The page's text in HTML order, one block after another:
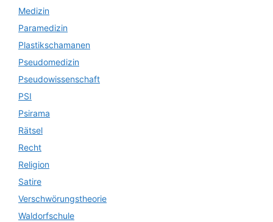
Medizin
Paramedizin
Plastikschamanen
Pseudomedizin
Pseudowissenschaft
PSI
Psirama
Rätsel
Recht
Religion
Satire
Verschwörungstheorie
Waldorfschule